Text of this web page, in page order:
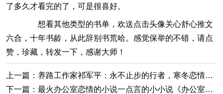
了多久才看完的了，可是很喜好。
想看其他类型的书单，欢送点击头像关心舒心推文
六合，十年书龄，从此辞别书荒哈。感觉保举的不错，请点
赞，珍藏，转发一下，感谢大师！
上一篇： 养路工作家祁军平：永不止步的行者，寒冬恋情王枫李茹小说
下一篇： 最火办公室恋情的小说一点言的小小说《办公室恋情